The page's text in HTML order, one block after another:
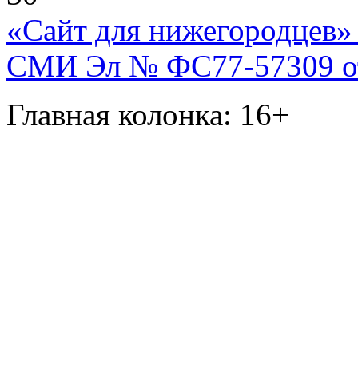
«Сайт для нижегородцев»
СМИ Эл № ФС77-57309
Главная колонка: 16+